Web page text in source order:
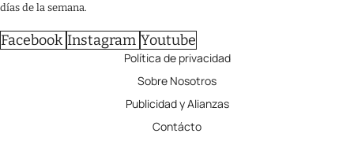
días de la semana.
Facebook Instagram Youtube
Política de privacidad
Sobre Nosotros
Publicidad y Alianzas
Contácto